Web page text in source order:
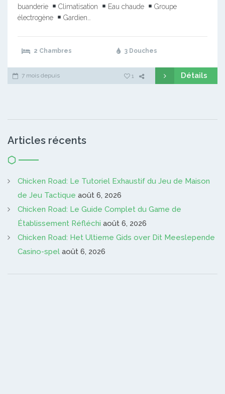
buanderie
Climatisation Eau chaude
Groupe
électrogène
Gardien…
2 Chambres 3 Douches
7 mois depuis 1 Détails
Articles récents
Chicken Road: Le Tutoriel Exhaustif du Jeu de Maison
de Jeu Tactique août 6, 2026
Chicken Road: Le Guide Complet du Game de
Établissement Réfléchi août 6, 2026
Chicken Road: Het Ultieme Gids over Dit Meeslepende
Casino-spel août 6, 2026